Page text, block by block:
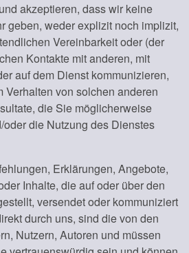
akzeptieren, dass wir keine
geben, weder explizit noch implizit,
Vereinbarkeit oder (der
Kontakte mit anderen, mit
auf dem Dienst kommunizieren,
Verhalten von solchen anderen
die Sie möglicherweise
die Nutzung des Dienstes
Erklärungen, Angebote,
Inhalte, die auf oder über den
versendet oder kommuniziert
durch uns, sind die von den
Nutzern, Autoren und müssen